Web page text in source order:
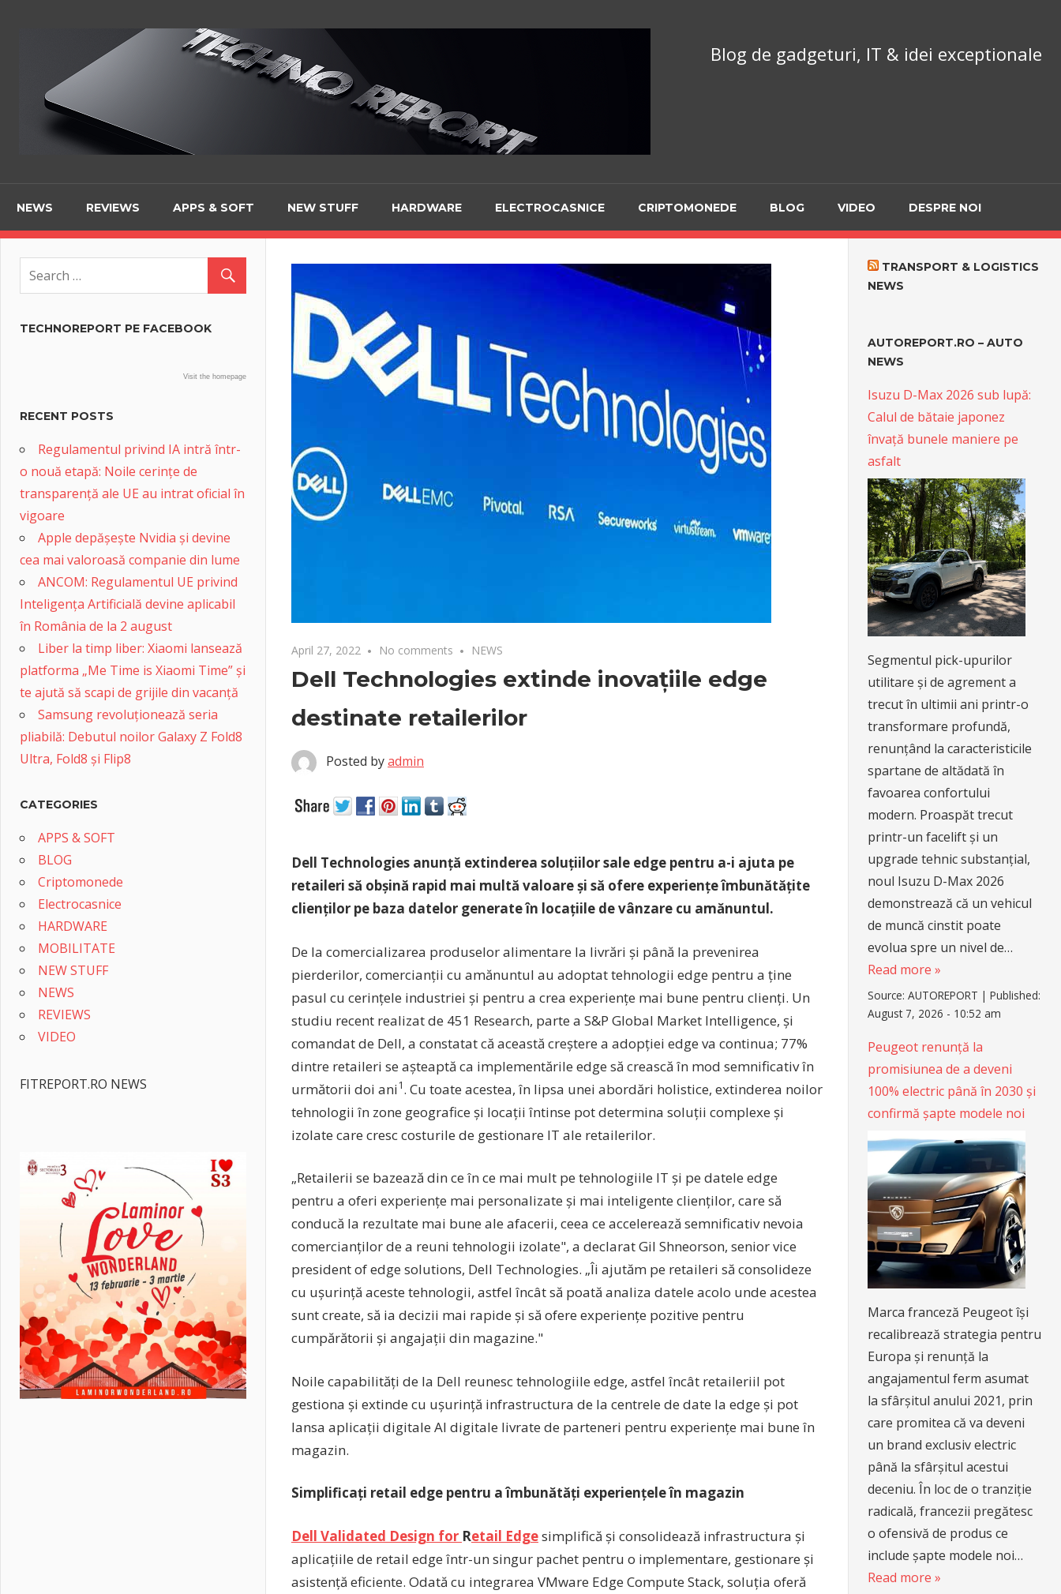
TechnoReport.ro
Blog de gadgeturi, IT & idei exceptionale
NEWS REVIEWS APPS & SOFT NEW STUFF HARDWARE ELECTROCASNICE CRIPTOMONEDE BLOG VIDEO DESPRE NOI
April 27, 2022 No comments NEWS
Dell Technologies extinde inovațiile edge
destinate retailerilor
Posted byadmin
Dell Technologies anunță extinderea soluțiilor sale edge pentru a-i ajuta pe
retaileri să obșină rapid mai multă valoare și să ofere experiențe îmbunătățite
clienților pe baza datelor generate în locațiile de vânzare cu amănuntul.
De la comercializarea produselor alimentare la livrări și până la prevenirea
pierderilor, comercianții cu amănuntul au adoptat tehnologii edge pentru a ține
pasul cu cerințele industriei și pentru a crea experiențe mai bune pentru clienți. Un
studiu recent realizat de 451 Research, parte a S&P Global Market Intelligence, și
comandat de Dell, a constatat că această creștere a adopției edge va continua; 77%
dintre retaileri se așteaptă ca implementările edge să crească în mod semnificativ în
următorii doi ani1. Cu toate acestea, în lipsa unei abordări holistice, extinderea noilor
tehnologii în zone geografice și locații întinse pot determina soluții complexe și
izolate care cresc costurile de gestionare IT ale retailerilor.
„Retailerii se bazează din ce în ce mai mult pe tehnologiile IT și pe datele edge
pentru a oferi experiențe mai personalizate și mai inteligente clienților, care să
conducă la rezultate mai bune ale afacerii, ceea ce accelerează semnificativ nevoia
comercianților de a reuni tehnologii izolate", a declarat Gil Shneorson, senior vice
president of edge solutions, Dell Technologies. „Îi ajutăm pe retaileri să consolideze
cu ușurință aceste tehnologii, astfel încât să poată analiza datele acolo unde acestea
sunt create, să ia decizii mai rapide și să ofere experiențe pozitive pentru
cumpărătorii și angajații din magazine."
Noile capabilități de la Dell reunesc tehnologiile edge, astfel încât retaileriil pot
gestiona și extinde cu ușurință infrastructura de la centrele de date la edge și pot
lansa aplicații digitale AI digitale livrate de parteneri pentru experiențe mai bune în
magazin.
Simplificați retail edge pentru a îmbunătăți experiențele în magazin
Dell Validated Design for Retail Edgesimplifică și consolidează infrastructura și
aplicațiile de retail edge într-un singur pachet pentru o implementare, gestionare și
asistență eficiente. Odată cu integrarea VMware Edge Compute Stack, soluția oferă
TECHNOREPORT PE FACEBOOK
Visit the homepage
RECENT POSTS
Regulamentul privind IA intră într-
o nouă etapă: Noile cerințe de
transparență ale UE au intrat oficial în
vigoare
Apple depășește Nvidia și devine
cea mai valoroasă companie din lume
ANCOM: Regulamentul UE privind
Inteligența Artificială devine aplicabil
în România de la 2 august
Liber la timp liber: Xiaomi lansează
platforma „Me Time is Xiaomi Time” și
te ajută să scapi de grijile din vacanță
Samsung revoluționează seria
pliabilă: Debutul noilor Galaxy Z Fold8
Ultra, Fold8 și Flip8
CATEGORIES
APPS & SOFT
BLOG
Criptomonede
Electrocasnice
HARDWARE
MOBILITATE
NEW STUFF
NEWS
REVIEWS
VIDEO
FITREPORT.RO NEWS
TRANSPORT & LOGISTICS
NEWS
AUTOREPORT.RO – AUTO
NEWS
Isuzu D-Max 2026 sub lupă:
Calul de bătaie japonez
învață bunele maniere pe
asfalt
Segmentul pick-upurilor
utilitare și de agrement a
trecut în ultimii ani printr-o
transformare profundă,
renunțând la caracteristicile
spartane de altădată în
favoarea confortului
modern. Proaspăt trecut
printr-un facelift și un
upgrade tehnic substanțial,
noul Isuzu D-Max 2026
demonstrează că un vehicul
de muncă cinstit poate
evolua spre un nivel de…
Read more »
Source:AUTOREPORT |Published:
August 7, 2026 - 10:52 am
Peugeot renunță la
promisiunea de a deveni
100% electric până în 2030 și
confirmă șapte modele noi
Marca franceză Peugeot își
recalibrează strategia pentru
Europa și renunță la
angajamentul ferm asumat
la sfârșitul anului 2021, prin
care promitea că va deveni
un brand exclusiv electric
până la sfârșitul acestui
deceniu. În loc de o tranziție
radicală, francezii pregătesc
o ofensivă de produs ce
include șapte modele noi…
Read more »